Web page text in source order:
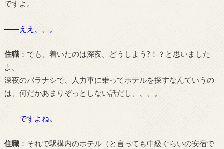
ですよ。
――ええ、、。
住職：でも、着いたのは深夜。どうしよう?！？と思いました
よ。
深夜のバラナシで、人力車に乗ってホテルを探すなんていうの
は、何だかあまりぞっとしない話だし、、、。
――ですよね。
住職：それで駅構内のホテル（と言っても中級ぐらいの安宿で